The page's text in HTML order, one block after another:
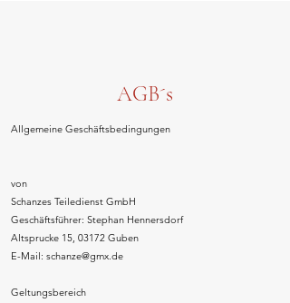
AGB´s
Allgemeine Geschäftsbedingungen
von
Schanzes Teiledienst GmbH
Geschäftsführer: Stephan Hennersdorf
Altsprucke 15, 03172 Guben
E-Mail: schanze@gmx.de
Geltungsbereich